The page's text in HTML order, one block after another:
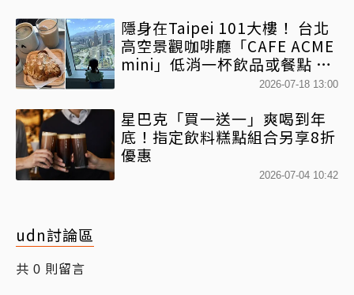
隱身在Taipei 101大樓！ 台北
高空景觀咖啡廳「CAFE ACME
mini」低消一杯飲品或餐點 就
能俯瞰台北信義區美景2026-07-18 13:00
星巴克「買一送一」爽喝到年
底！指定飲料糕點組合另享8折
優惠
2026-07-04 10:42
udn討論區
共 0 則留言